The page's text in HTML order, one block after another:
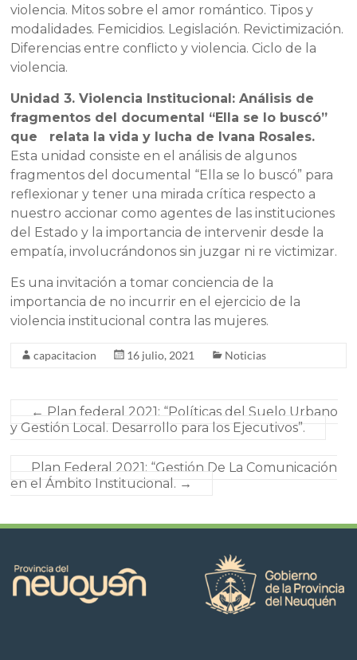
violencia. Mitos sobre el amor romántico. Tipos y
modalidades. Femicidios. Legislación. Revictimización.
Diferencias entre conflicto y violencia. Ciclo de la
violencia.
Unidad 3. Violencia Institucional: Análisis de
fragmentos del documental “Ella se lo buscó”
que relata la vida y lucha de Ivana Rosales.
Esta unidad consiste en el análisis de algunos
fragmentos del documental “Ella se lo buscó” para
reflexionar y tener una mirada crítica respecto a
nuestro accionar como agentes de las instituciones
del Estado y la importancia de intervenir desde la
empatía, involucrándonos sin juzgar ni re victimizar.
Es una invitación a tomar conciencia de la
importancia de no incurrir en el ejercicio de la
violencia institucional contra las mujeres.
capacitacion 16 julio, 2021 Noticias
← Plan federal 2021: “Políticas del Suelo Urbano
y Gestión Local. Desarrollo para los Ejecutivos”.
Plan Federal 2021: “Gestión De La Comunicación
en el Ámbito Institucional. →